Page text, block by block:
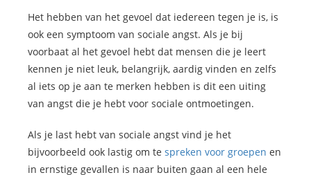
Het hebben van het gevoel dat iedereen tegen je is, is
ook een symptoom van sociale angst. Als je bij
voorbaat al het gevoel hebt dat mensen die je leert
kennen je niet leuk, belangrijk, aardig vinden en zelfs
al iets op je aan te merken hebben is dit een uiting
van angst die je hebt voor sociale ontmoetingen.
Als je last hebt van sociale angst vind je het
bijvoorbeeld ook lastig om te spreken voor groepen en
in ernstige gevallen is naar buiten gaan al een hele